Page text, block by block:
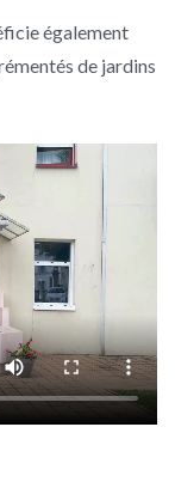
également
de jardins